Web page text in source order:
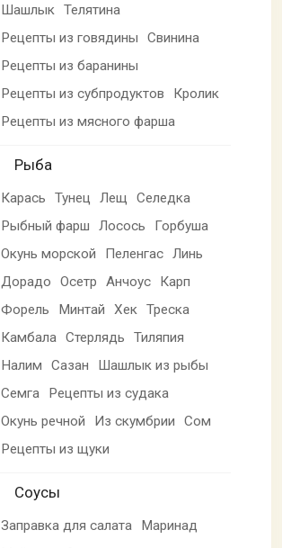
Шашлык Телятина
Рецепты из говядины
Свинина
Рецепты из баранины
Рецепты из субпродуктов
Кролик
Рецепты из мясного фарша
Рыба
Карась Тунец Лещ
Селедка
Рыбный фарш
Лосось
Горбуша
Окунь морской
Пеленгас Линь
Дорадо
Осетр Анчоус
Карп
Форель
Минтай Хек Треска
Камбала Стерлядь
Тиляпия
Налим
Сазан
Шашлык из рыбы
Семга
Рецепты из судака
Окунь речной
Из скумбрии
Сом
Рецепты из щуки
Соусы
Заправка для салата
Маринад